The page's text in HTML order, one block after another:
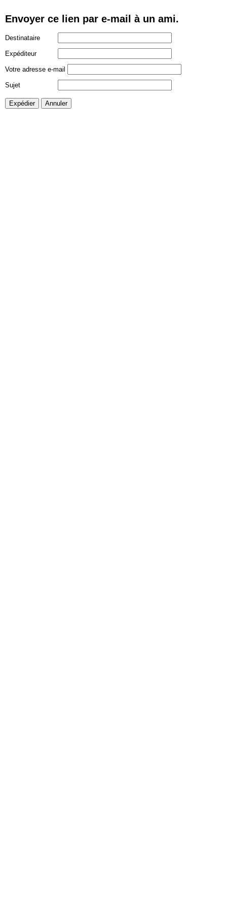
Envoyer ce lien par e-mail à un ami.
Destinataire
Expéditeur
Votre adresse e-mail
Sujet
Expédier Annuler